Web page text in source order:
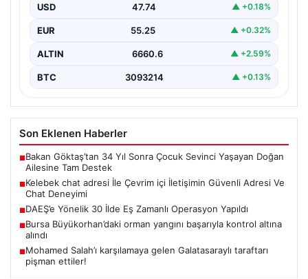
Sanal çağında kullanıcıların kaliteli bir biçimde irtibat
USD 47.74 ▲ +0.18%
EUR 55.25 ▲ +0.32%
ALTIN 6660.6 ▲ +2.59%
BTC 3093214 ▲ +0.13%
Son Eklenen Haberler
■Bakan Göktaş’tan 34 Yıl Sonra Çocuk Sevinci Yaşayan Doğan
Ailesine Tam Destek
■Kelebek chat adresi İle Çevrim içi İletişimin Güvenli Adresi Ve
Chat Deneyimi
■DAEŞ’e Yönelik 30 İlde Eş Zamanlı Operasyon Yapıldı
■Bursa Büyükorhan’daki orman yangını başarıyla kontrol altına
alındı
■Mohamed Salah’ı karşılamaya gelen Galatasaraylı taraftarı
pişman ettiler!